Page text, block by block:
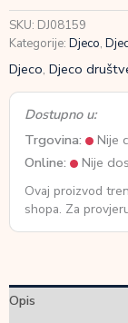
SKU: DJ08159
Kategorije: Djeco,
Djeco, Djeco
Dostupno u:
Trgovina:
Nije
Online:
Nije
Ovaj proizvod
shopa. Za
Opis